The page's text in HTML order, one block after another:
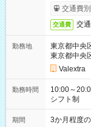
交通費
交通費 交
勤務地
東京都中央
東京都中央
Valextra
勤務時間
10:00～20:00 実働7.5時間／休憩1.5時間 営業時間に
シフト制
期間 3か月程度